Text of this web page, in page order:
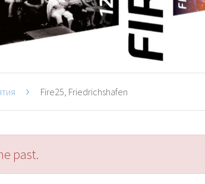
Fire25, Friedrichshafen
past.